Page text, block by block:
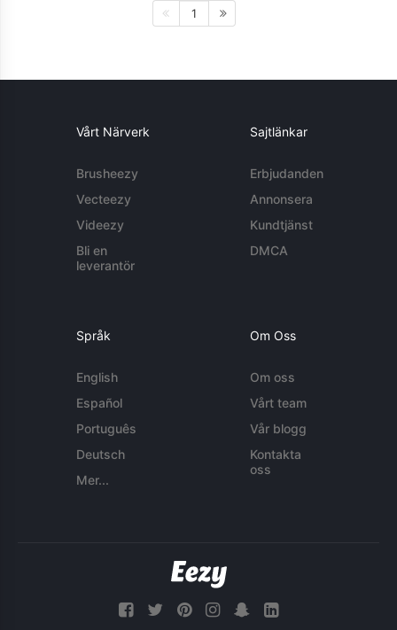
1
Vårt Närverk
Brusheezy
Vecteezy
Videezy
Bli en
leverantör
Sajtlänkar
Erbjudanden
Annonsera
Kundtjänst
DMCA
Språk
English
Español
Português
Deutsch
Mer...
Om Oss
Om oss
Vårt team
Vår blogg
Kontakta
oss